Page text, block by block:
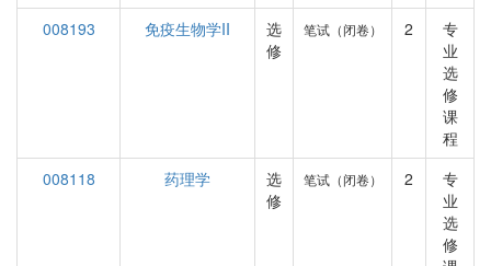
008193
免疫生物学II
选
修
笔试（闭卷） 2
专
业
选
修
课
程
008118
药理学
选
修
笔试（闭卷） 2
专
业
选
修